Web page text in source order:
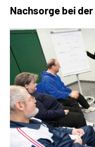
Nachsorge bei